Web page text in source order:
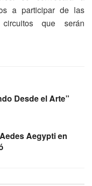
a participar de las
que serán
Desde el Arte”
Aegypti en